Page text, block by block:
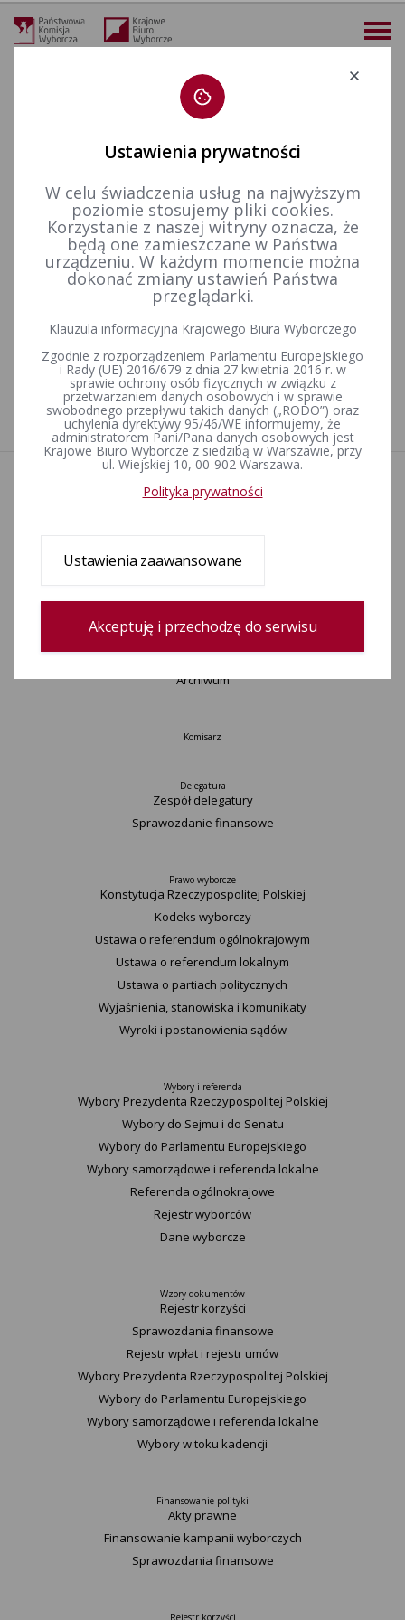
Deklaracja dostępności
więcej
Prawo wyborcze Wyroki i postanowienia sądów Inne 2016 r. 2017 r.
2017 r.
Rejestr zmian
Data utworzenia
07-12-2017 11:07
Wprowadził:
Andrzej Ślęczek
Wydarzenia
Uchwały
Okręgi wyborcze i obwody głosowania
Konkurs „Wybieram Wybory”
Archiwum
Komisarz
Delegatura
Zespół delegatury
Sprawozdanie finansowe
Prawo wyborcze
Konstytucja Rzeczypospolitej Polskiej​
Kodeks wyborczy
Ustawa o referendum ogólnokrajowym
Ustawa o referendum lokalnym
Ustawa o partiach politycznych
Wyjaśnienia, stanowiska i komunikaty
Wyroki i postanowienia sądów
Wybory i referenda
Wybory Prezydenta Rzeczypospolitej Polskiej
Wybory do Sejmu i do Senatu
Wybory do Parlamentu Europejskiego
Wybory samorządowe i referenda lokalne
Referenda ogólnokrajowe
Rejestr wyborców
Dane wyborcze
Wzory dokumentów
Rejestr korzyści
Sprawozdania finansowe
Rejestr wpłat i rejestr umów
Wybory Prezydenta Rzeczypospolitej Polskiej
Wybory do Parlamentu Europejskiego
Wybory samorządowe i referenda lokalne
Wybory w toku kadencji
Finansowanie polityki
Akty prawne
Finansowanie kampanii wyborczych
Sprawozdania finansowe
Rejestr korzyści
Ustawienia prywatności
W celu świadczenia usług na najwyższym
poziomie stosujemy pliki cookies.
Korzystanie z naszej witryny oznacza, że
będą one zamieszczane w Państwa
urządzeniu. W każdym momencie można
dokonać zmiany ustawień Państwa
przeglądarki.
Klauzula informacyjna Krajowego Biura Wyborczego
Zgodnie z rozporządzeniem Parlamentu Europejskiego
i Rady (UE) 2016/679 z dnia 27 kwietnia 2016 r. w
sprawie ochrony osób fizycznych w związku z
przetwarzaniem danych osobowych i w sprawie
swobodnego przepływu takich danych („RODO”) oraz
uchylenia dyrektywy 95/46/WE informujemy, że
administratorem Pani/Pana danych osobowych jest
Krajowe Biuro Wyborcze z siedzibą w Warszawie, przy
ul. Wiejskiej 10, 00-902 Warszawa.
Polityka prywatności
Ustawienia zaawansowane
Akceptuję i przechodzę do serwisu